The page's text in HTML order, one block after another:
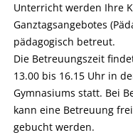
Unterricht werden Ihre
Ganztagsangebotes
pädagogisch betreut.
Die Betreuungszeit
13.00 bis 16.15 Uhr in
Gymnasiums statt. Bei
kann eine Betreuung
gebucht werden.